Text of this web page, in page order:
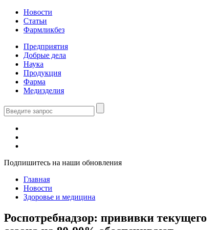
Новости
Статьи
Фармликбез
Предприятия
Добрые дела
Наука
Продукция
Фарма
Медизделия
Подпишитесь на наши обновления
Главная
Новости
Здоровье и медицина
Роспотребнадзор: прививки текущего